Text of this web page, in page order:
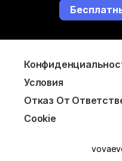
Условия
Отказ От
Cookie